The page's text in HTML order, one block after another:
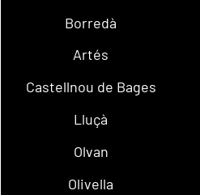
Borredà
Artés
Castellnou de Bages
Lluçà
Olvan
Olivella